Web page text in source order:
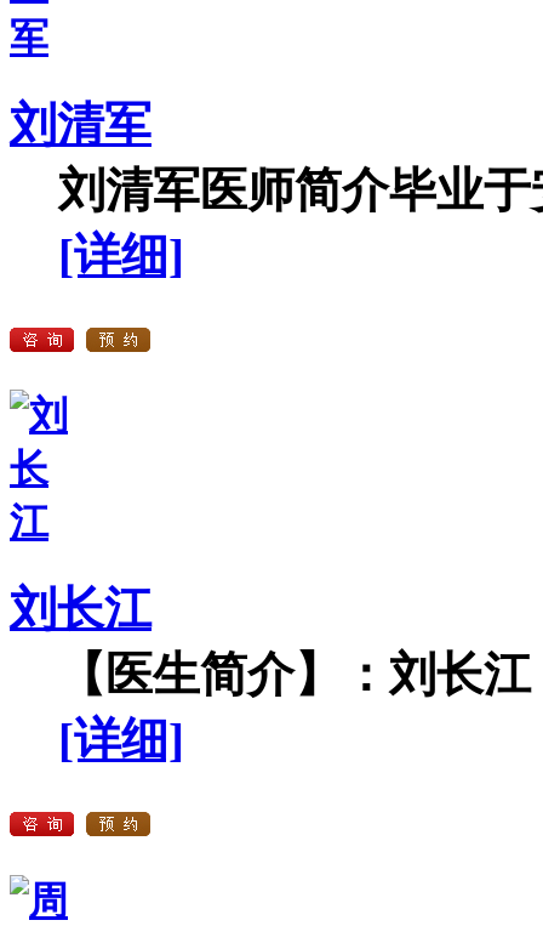
刘清军
刘清军医师简介毕业
[详细]
刘长江
【医生简介】：刘长
[详细]